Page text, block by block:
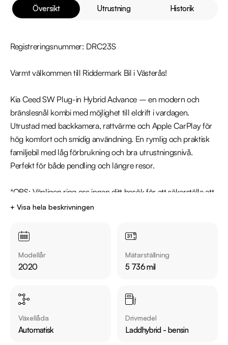
Översikt Utrustning Historik
Registreringsnummer: DRC23S
Varmt välkommen till Riddermark Bil i Västerås!
Kia Ceed SW Plug-in Hybrid Advance – en modern och
bränslesnål kombi med möjlighet till eldrift i vardagen.
Utrustad med backkamera, rattvärme och Apple CarPlay för
hög komfort och smidig användning. En rymlig och praktisk
familjebil med låg förbrukning och bra utrustningsnivå.
Perfekt för både pendling och längre resor.
*OBS: Vänligen ring oss innan ditt besök för att säkerställa att
bilen finns i butiken, då den kan vara placerad på en annan
Utrustning inkluderar:
+ Visa hela beskrivningen
Modellår
2020
Mätarställning
5 736 mil
Växellåda
Automatisk
Drivmedel
Laddhybrid - bensin